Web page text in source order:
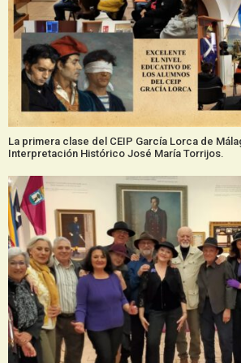
La primera clase del CEIP García Lorca de
Interpretación Histórico José María Torrijos.